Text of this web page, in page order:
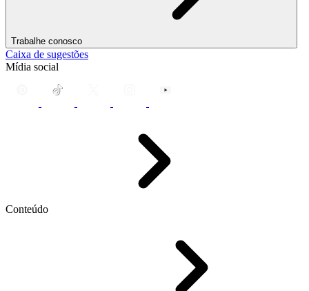
Trabalhe conosco
Caixa de sugestões
Mídia social
Conteúdo